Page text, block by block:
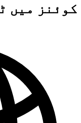
کوئنز میں